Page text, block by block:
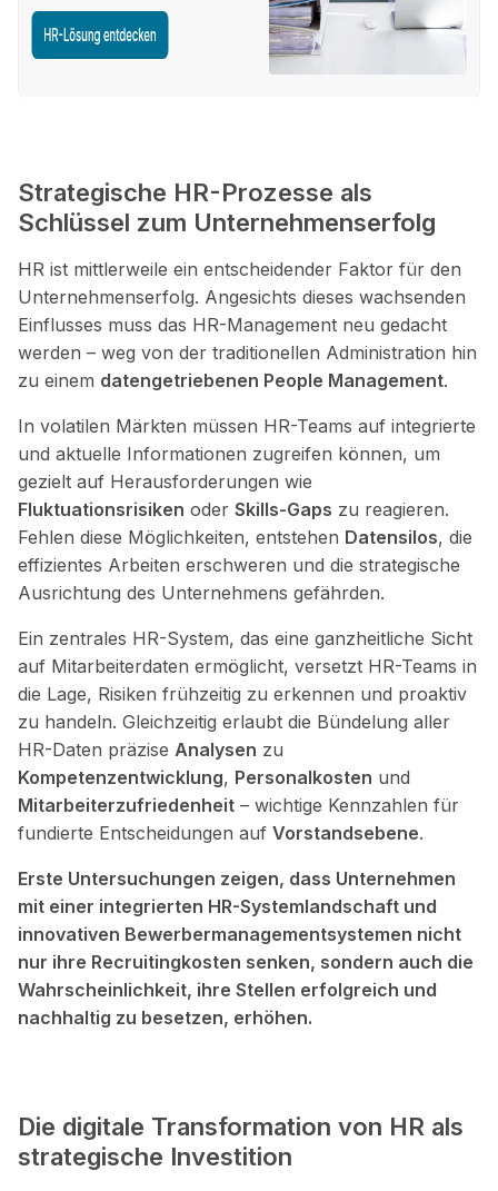
Strategische HR-Prozesse als
Schlüssel zum Unternehmenserfolg
HR ist mittlerweile ein entscheidender Faktor für den
Unternehmenserfolg. Angesichts dieses wachsenden
Einflusses muss das HR-Management neu gedacht
werden – weg von der traditionellen Administration hin
zu einem datengetriebenen People Management.
In volatilen Märkten müssen HR-Teams auf integrierte
und aktuelle Informationen zugreifen können, um
gezielt auf Herausforderungen wie
Fluktuationsrisiken oder Skills-Gaps zu reagieren.
Fehlen diese Möglichkeiten, entstehen Datensilos, die
effizientes Arbeiten erschweren und die strategische
Ausrichtung des Unternehmens gefährden.
Ein zentrales HR-System, das eine ganzheitliche Sicht
auf Mitarbeiterdaten ermöglicht, versetzt HR-Teams in
die Lage, Risiken frühzeitig zu erkennen und proaktiv
zu handeln. Gleichzeitig erlaubt die Bündelung aller
HR-Daten präzise Analysen zu
Kompetenzentwicklung, Personalkosten und
Mitarbeiterzufriedenheit – wichtige Kennzahlen für
fundierte Entscheidungen auf Vorstandsebene.
Erste Untersuchungen zeigen, dass Unternehmen
mit einer integrierten HR-Systemlandschaft und
innovativen Bewerbermanagementsystemen nicht
nur ihre Recruitingkosten senken, sondern auch die
Wahrscheinlichkeit, ihre Stellen erfolgreich und
nachhaltig zu besetzen, erhöhen.
Die digitale Transformation von HR als
strategische Investition